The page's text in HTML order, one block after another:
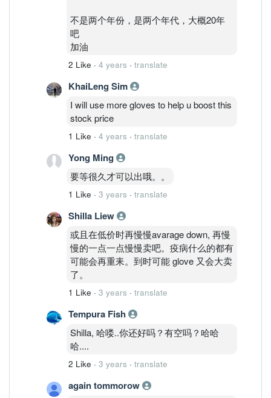
不是两个年份，是两个年代，大概20年
吧
加油
2 Like · 4 years · translate
KhaiLeng Sim
I will use more gloves to help u boost this
stock price
1 Like · 4 years · translate
Yong Ming
要等很久才可以出哦。。
1 Like · 3 years · translate
Shilla Liew
或且在低价时再慢慢avarage down, 再慢
慢的一点一点慢慢卖吧。疫病什么的都有
可能会再重耒。到时可能 glove 又会大卖
了。
1 Like · 3 years · translate
Tempura Fish
Shilla, 哈喽..你还好吗？有空吗？哈哈
哈....
2 Like · 3 years · translate
again tommorow